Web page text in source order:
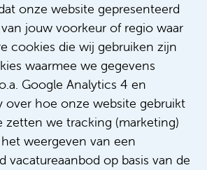
onze website gepresenteerd
jouw voorkeur of regio waar
cookies die wij gebruiken zijn
waarmee we gegevens
Google Analytics 4 en
over hoe onze website gebruikt
zetten we tracking (marketing)
weergeven van een
vacatureaanbod op basis van de